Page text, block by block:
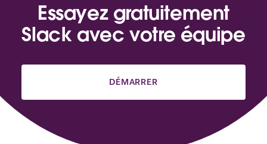
Essayez gratuitement
Slack avec votre équipe
DÉMARRER